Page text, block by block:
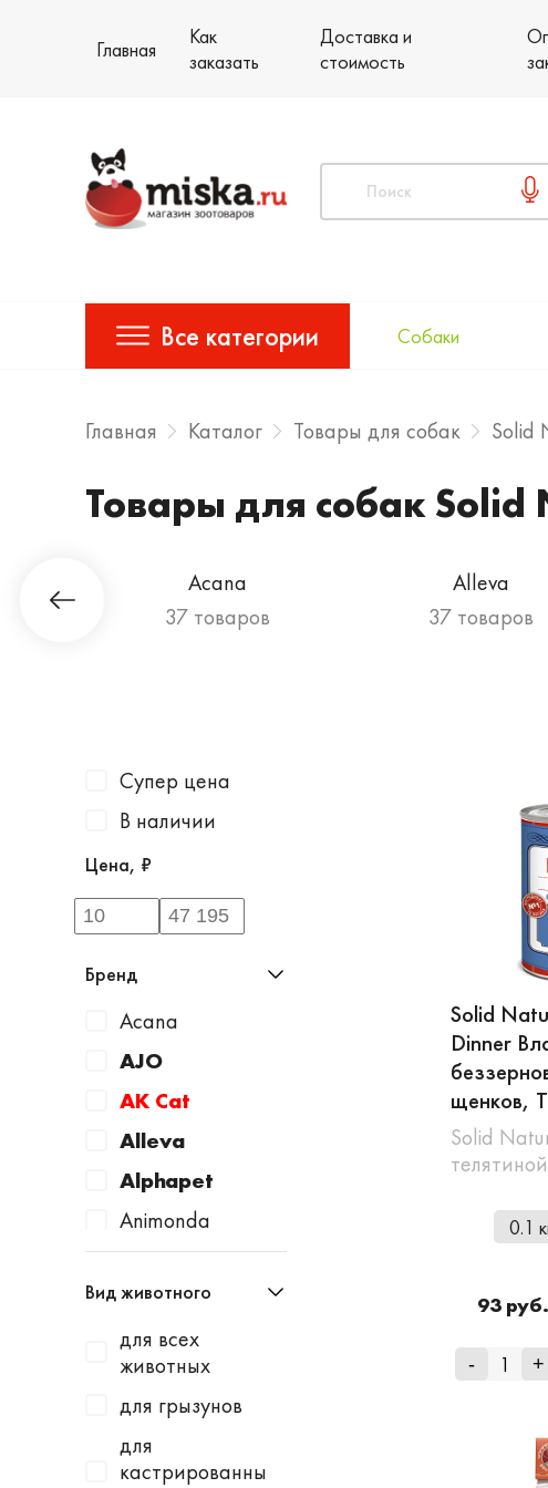
Главная
Как
заказать
Доставка и
стоимость
Все категории Собаки
Главная Каталог Товары для собак Solid
Товары для собак Solid
Acana
37 товаров
Alleva
37 товаров
Супер цена
В наличии
Цена, ₽
Бренд
Acana
AJO
AK Cat
Alleva
Alphapet
Animonda
Apicenna
Avantie
AWARD
Baurenhof
Bayer
Beaphar
Вид животного
для всех
животных
для грызунов
для
кастрированны
Solid
Dinner
щенков,
Solid
0.1
93 руб.
- +